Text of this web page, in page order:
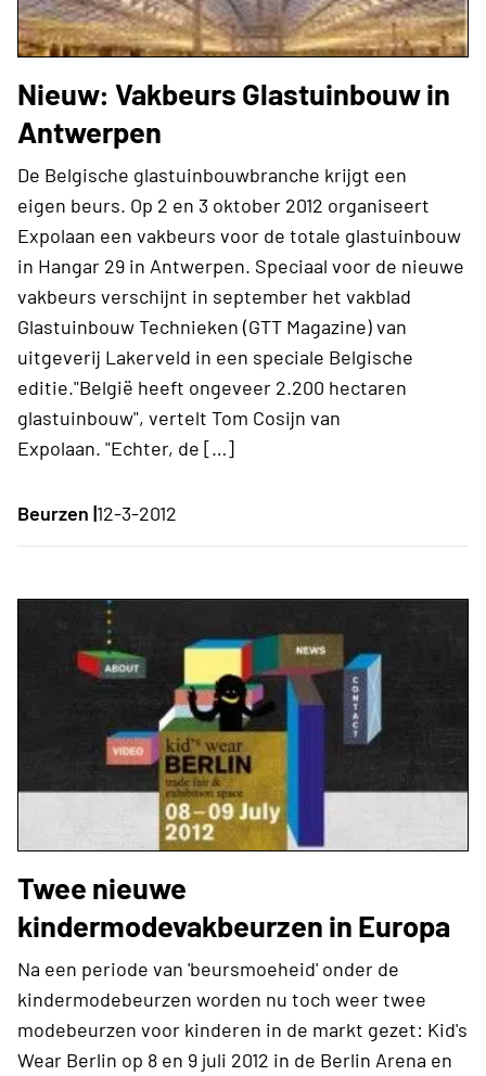
Nieuw: Vakbeurs Glastuinbouw in
Antwerpen
De Belgische glastuinbouwbranche krijgt een
eigen beurs. Op 2 en 3 oktober 2012 organiseert
Expolaan een vakbeurs voor de totale glastuinbouw
in Hangar 29 in Antwerpen. Speciaal voor de nieuwe
vakbeurs verschijnt in september het vakblad
Glastuinbouw Technieken (GTT Magazine) van
uitgeverij Lakerveld in een speciale Belgische
editie."België heeft ongeveer 2.200 hectaren
glastuinbouw", vertelt Tom Cosijn van
Expolaan. "Echter, de […]
Beurzen |12-3-2012
Twee nieuwe
kindermodevakbeurzen in Europa
Na een periode van 'beursmoeheid' onder de
kindermodebeurzen worden nu toch weer twee
modebeurzen voor kinderen in de markt gezet: Kid's
Wear Berlin op 8 en 9 juli 2012 in de Berlin Arena en